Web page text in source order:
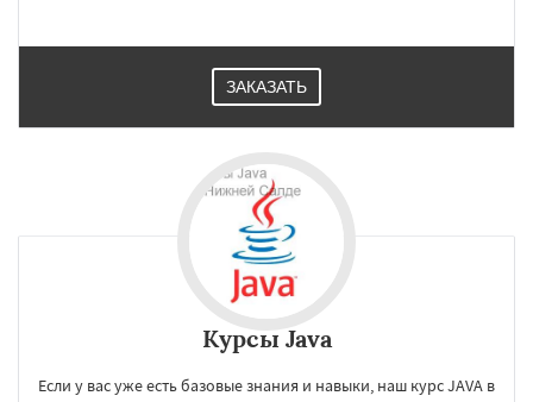
ЗАКАЗАТЬ
Курсы Java
Если у вас уже есть базовые знания и навыки, наш курс JAVA в